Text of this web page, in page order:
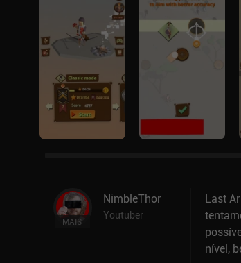
MAIS
NimbleThor
Youtuber
Last
nível,